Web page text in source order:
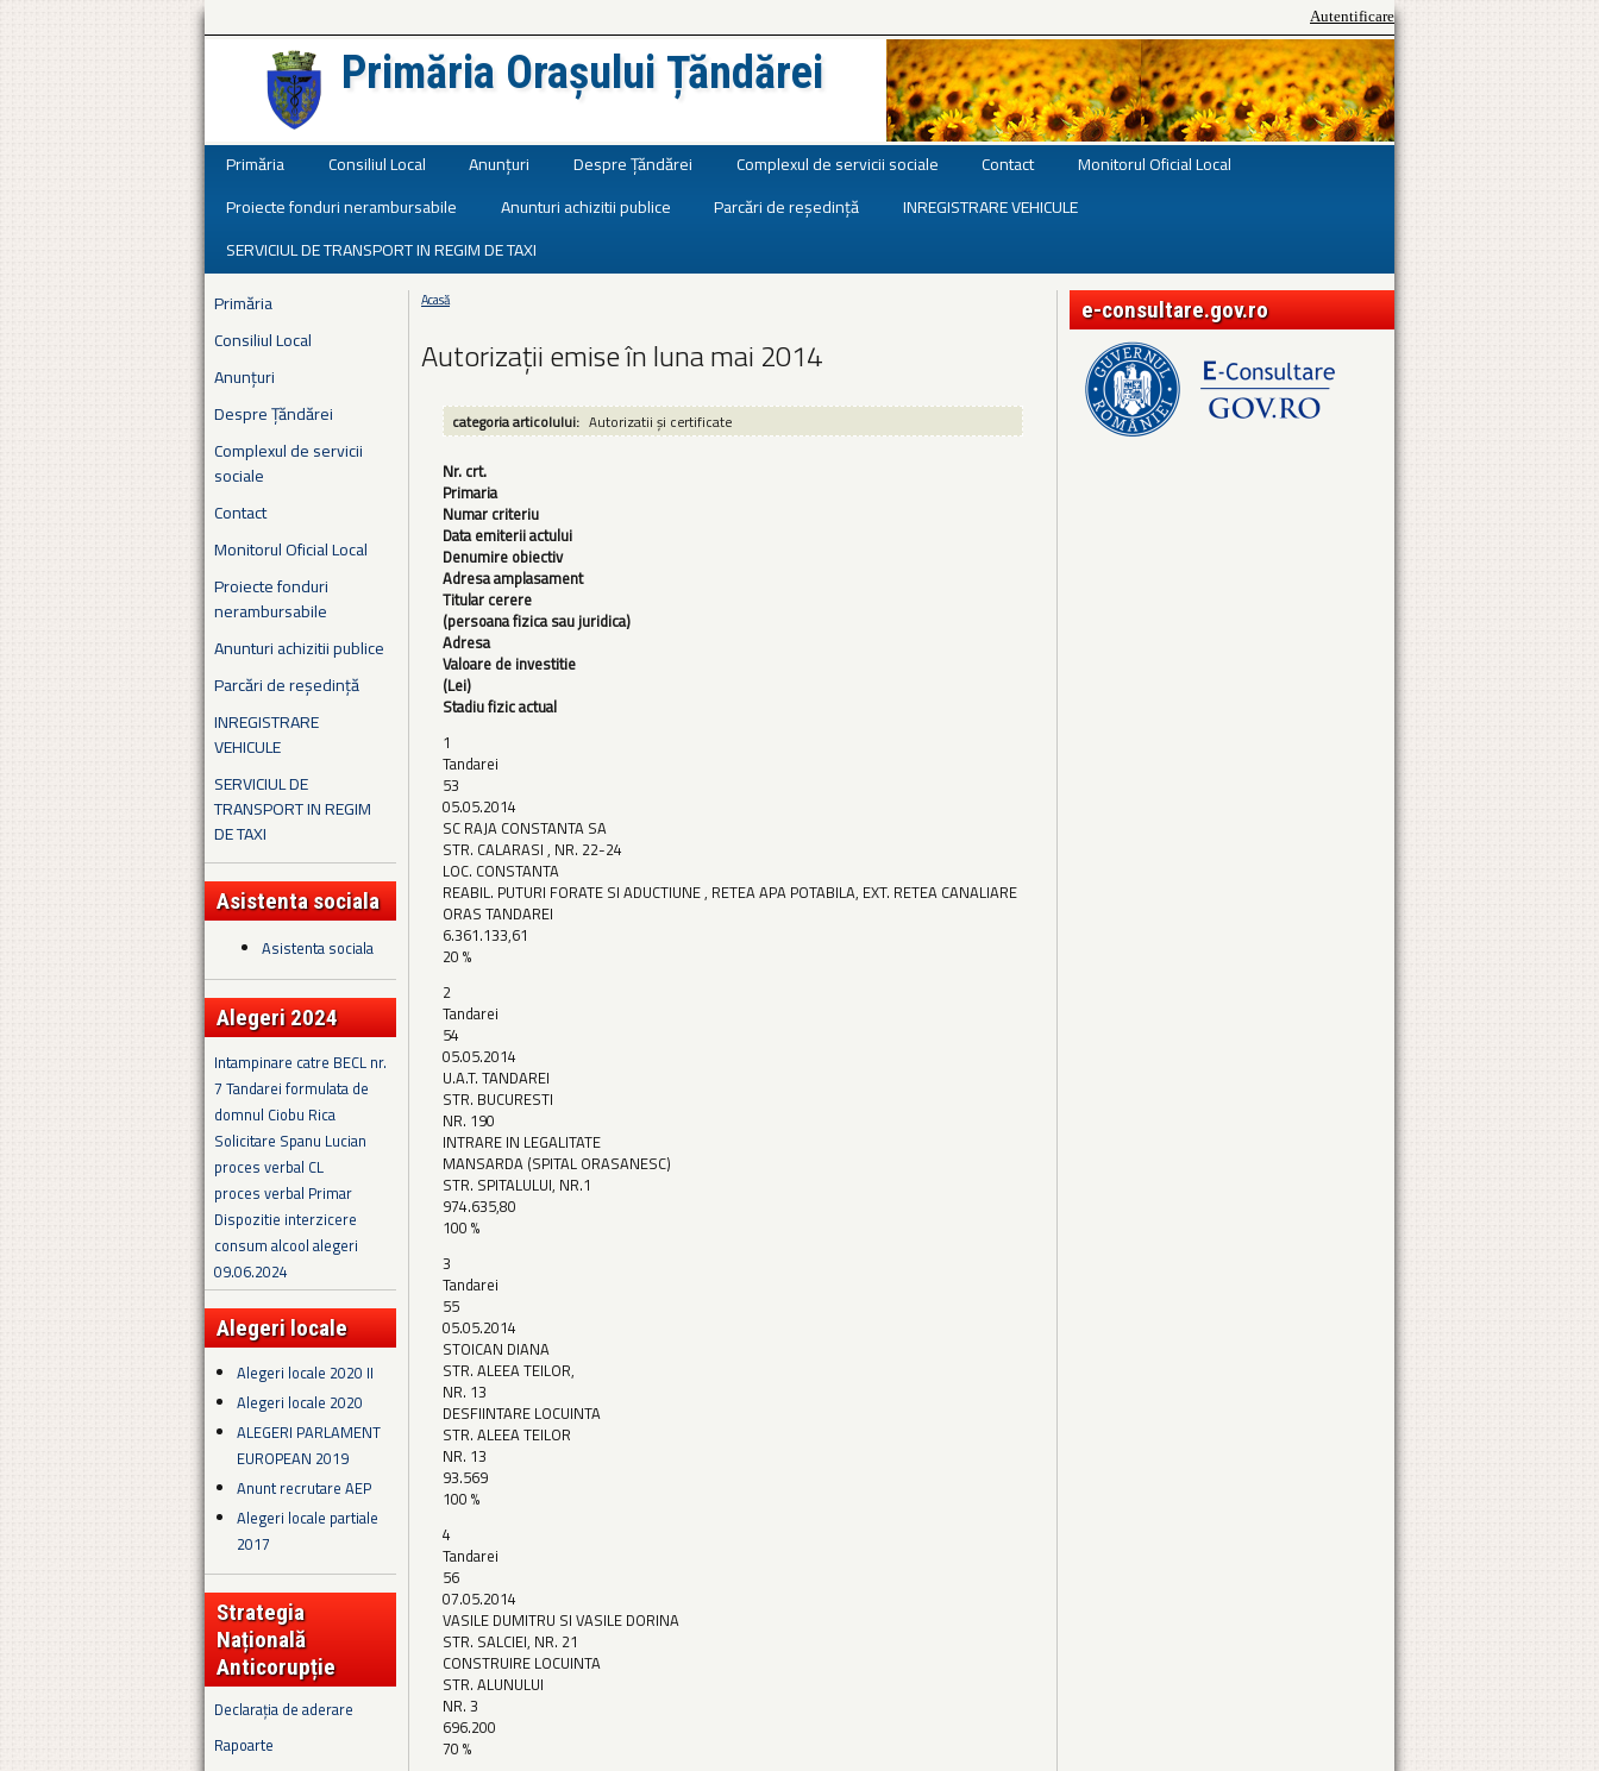
Autentificare
Primăria Orașului Țăndărei
Primăria Consiliul Local Anunțuri Despre Țăndărei Complexul de servicii sociale Contact
Monitorul Oficial Local
Proiecte fonduri nerambursabile
Anunturi achizitii publice Parcări de reședință
INREGISTRARE VEHICULE
SERVICIUL DE TRANSPORT IN REGIM DE TAXI
Primăria
Consiliul Local
Anunțuri
Despre Țăndărei
Complexul de servicii
sociale
Contact
Monitorul Oficial Local
Proiecte fonduri
nerambursabile
Anunturi achizitii publice
Parcări de reședință
INREGISTRARE
VEHICULE
SERVICIUL DE
TRANSPORT IN REGIM
DE TAXI
Asistenta sociala
Asistenta sociala
Alegeri 2024
Intampinare catre BECL nr.
7 Tandarei formulata de
domnul Ciobu Rica
Solicitare Spanu Lucian
proces verbal CL
proces verbal Primar
Dispozitie interzicere
consum alcool alegeri
09.06.2024
Alegeri locale
Alegeri locale 2020 II
Alegeri locale 2020
ALEGERI PARLAMENT
EUROPEAN 2019
Anunt recrutare AEP
Alegeri locale partiale
2017
Strategia
Națională
Anticorupție
Declarația de aderare
Rapoarte
Eşti aici
Acasă
Autorizații emise în luna mai 2014
categoria articolului: Autorizatii și certificate
Nr. crt.
Primaria
Numar criteriu
Data emiterii actului
Denumire obiectiv
Adresa amplasament
Titular cerere
(persoana fizica sau juridica)
Adresa
Valoare de investitie
(Lei)
Stadiu fizic actual
1
Tandarei
53
05.05.2014
SC RAJA CONSTANTA SA
STR. CALARASI , NR. 22-24
LOC. CONSTANTA
REABIL. PUTURI FORATE SI ADUCTIUNE , RETEA APA POTABILA, EXT. RETEA CANALIARE
ORAS TANDAREI
6.361.133,61
20 %
2
Tandarei
54
05.05.2014
U.A.T. TANDAREI
STR. BUCURESTI
NR. 190
INTRARE IN LEGALITATE
MANSARDA (SPITAL ORASANESC)
STR. SPITALULUI, NR.1
974.635,80
100 %
3
Tandarei
55
05.05.2014
STOICAN DIANA
STR. ALEEA TEILOR,
NR. 13
DESFIINTARE LOCUINTA
STR. ALEEA TEILOR
NR. 13
93.569
100 %
4
Tandarei
56
07.05.2014
VASILE DUMITRU SI VASILE DORINA
STR. SALCIEI, NR. 21
CONSTRUIRE LOCUINTA
STR. ALUNULUI
NR. 3
696.200
70 %
e-consultare.gov.ro